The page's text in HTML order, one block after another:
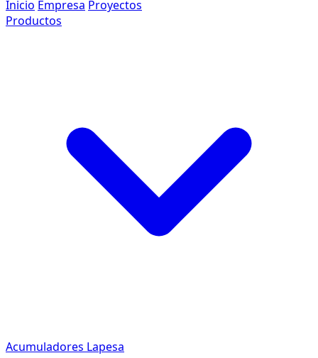
Inicio Empresa Proyectos
Productos
Acumuladores Lapesa